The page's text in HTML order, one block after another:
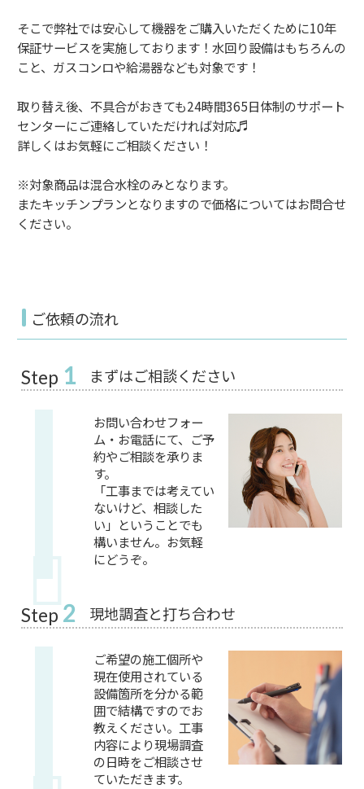
そこで弊社では安心して機器をご購入いただくために10年
保証サービスを実施しております！水回り設備はもちろんの
こと、ガスコンロや給湯器なども対象です！
取り替え後、不具合がおきても24時間365日体制のサポート
センターにご連絡していただければ対応♬
詳しくはお気軽にご相談ください！
※対象商品は混合水栓のみとなります。
またキッチンプランとなりますので価格についてはお問合せ
ください。
ご依頼の流れ
Step 1 まずはご相談ください
お問い合わせフォー
ム・お電話にて、ご予
約やご相談を承りま
す。
「工事までは考えてい
ないけど、相談した
い」ということでも
構いません。お気軽
にどうぞ。
Step 2 現地調査と打ち合わせ
ご希望の施工個所や
現在使用されている
設備箇所を分かる範
囲で結構ですのでお
教えください。工事
内容により現場調査
の日時をご相談させ
ていただきます。